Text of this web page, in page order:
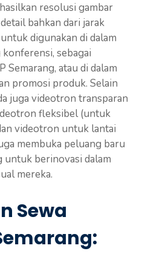
resolusi gambar
bahkan dari jarak
digunakan di dalam
sebagai
Semarang, atau di dalam
promosi produk. Selain
juga videotron transparan
fleksibel (untuk
videotron untuk lantai
membuka peluang baru
untuk berinovasi dalam
mereka.
Sewa